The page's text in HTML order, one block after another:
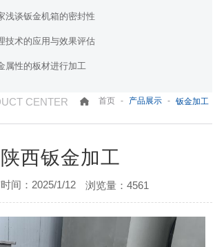
浅谈钣金机箱的密封性
技术的应用与效果评估
属性的板材进行加工
CENTER 首页 - 产品展示 - 钣金加工
陕西钣金加工
间：2025/1/12 浏览量：4561